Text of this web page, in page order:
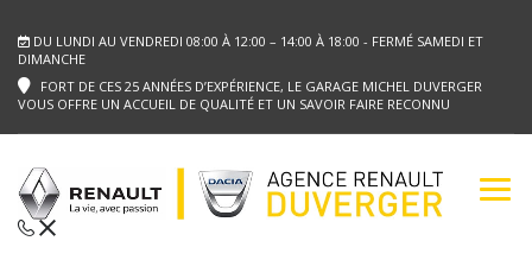
DU LUNDI AU VENDREDI 08:00 À 12:00 – 14:00 À 18:00 - FERMÉ SAMEDI ET
DIMANCHE
FORT DE CES 25 ANNÉES D’EXPÉRIENCE, LE GARAGE MICHEL DUVERGER
VOUS OFFRE UN ACCUEIL DE QUALITÉ ET UN SAVOIR FAIRE RECONNU